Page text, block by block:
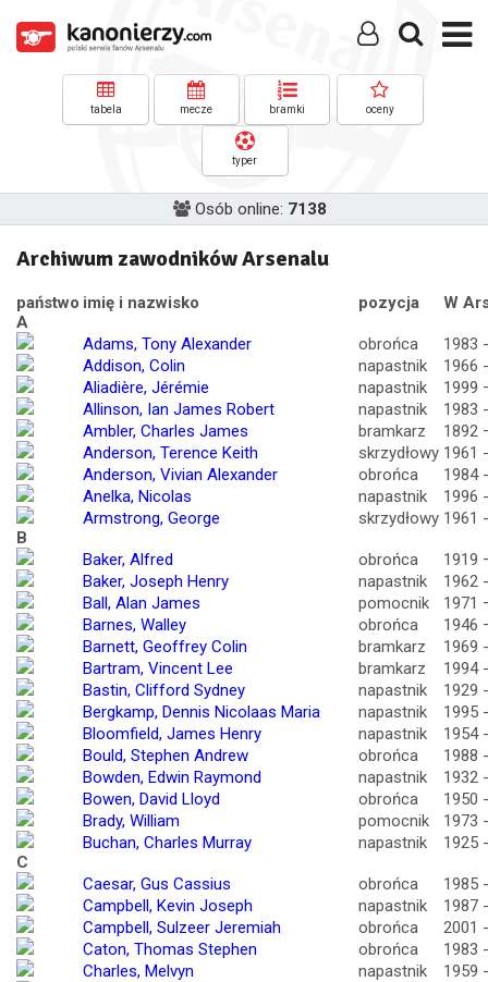
tabela mecze bramki oceny
typer
Osób online: 7138
Archiwum zawodników Arsenalu
państwo imię i nazwisko pozycja
W
A
Adams, Tony Alexander
obrońca
1983
Addison, Colin
napastnik
1966
Aliadière, Jérémie
napastnik
1999
Allinson, Ian James Robert
napastnik
1983
Ambler, Charles James
bramkarz
1892
Anderson, Terence Keith
skrzydłowy 1961
Anderson, Vivian Alexander
obrońca
1984
Anelka, Nicolas
napastnik
1996
Armstrong, George
skrzydłowy 1961
B
Baker, Alfred
obrońca
1919
Baker, Joseph Henry
napastnik
1962
Ball, Alan James
pomocnik
1971
Barnes, Walley
obrońca
1946
Barnett, Geoffrey Colin
bramkarz
1969
Bartram, Vincent Lee
bramkarz
1994
Bastin, Clifford Sydney
napastnik
1929
Bergkamp, Dennis Nicolaas Maria
napastnik
1995
Bloomfield, James Henry
napastnik
1954
Bould, Stephen Andrew
obrońca
1988
Bowden, Edwin Raymond
napastnik
1932
Bowen, David Lloyd
obrońca
1950
Brady, William
pomocnik
1973
Buchan, Charles Murray
napastnik
1925
C
Caesar, Gus Cassius
obrońca
1985
Campbell, Kevin Joseph
napastnik
1987
Campbell, Sulzeer Jeremiah
obrońca
2001
Caton, Thomas Stephen
obrońca
1983
Charles, Melvyn
napastnik
1959